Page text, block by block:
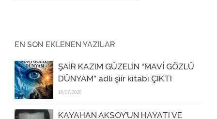
EN SON EKLENEN YAZILAR
ŞAİR KAZIM GÜZEL’İN “MAVİ GÖZLÜ
DÜNYAM” adlı şiir kitabı ÇIKTI
19/07/2026
KAYAHAN AKSOY’UN HAYATI VE